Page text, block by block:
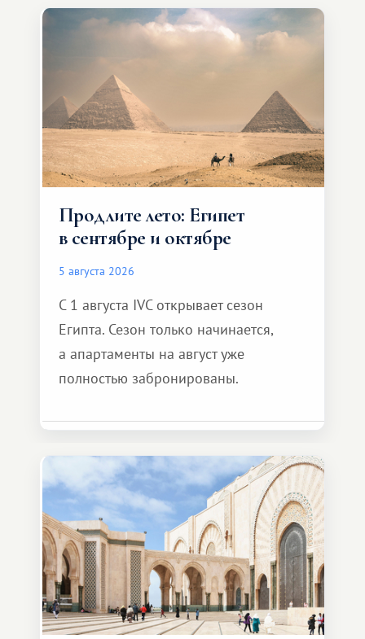
Продлите лето: Египет
в сентябре и октябре
5 августа 2026
С 1 августа IVC открывает сезон
Египта. Сезон только начинается,
а апартаменты на август уже
полностью забронированы.